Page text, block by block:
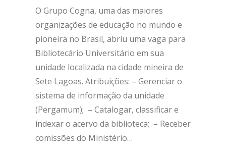
O Grupo Cogna, uma das maiores
organizações de educação no mundo e
pioneira no Brasil, abriu uma vaga para
Bibliotecário Universitário em sua
unidade localizada na cidade mineira de
Sete Lagoas. Atribuições: – Gerenciar o
sistema de informação da unidade
(Pergamum); – Catalogar, classificar e
indexar o acervo da biblioteca; – Receber
comissões do Ministério…